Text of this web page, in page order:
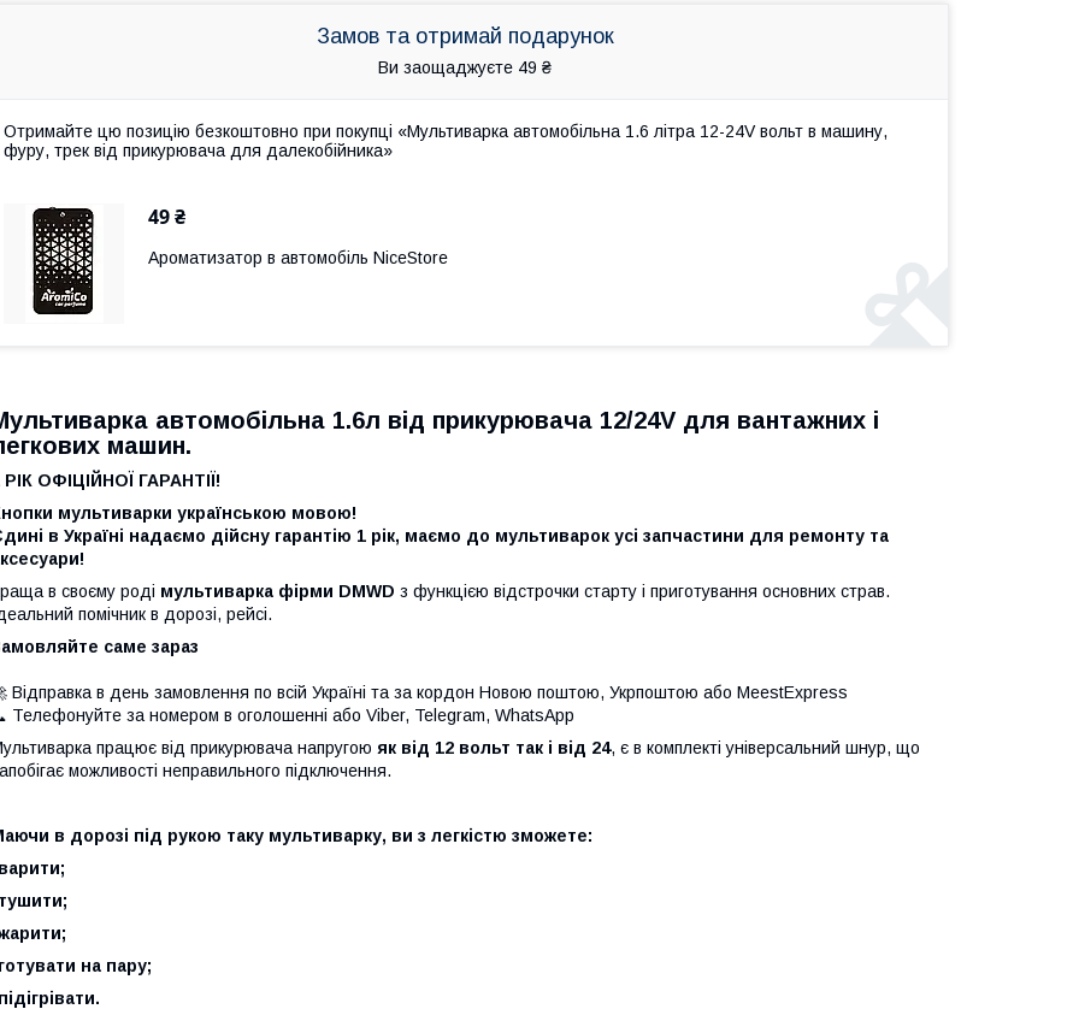
Замов та отримай подарунок
Ви заощаджуєте 49 ₴
Отримайте цю позицію безкоштовно при покупці «Мультиварка автомобільна 1.6 літра 12-24V вольт в машину,
фуру, трек від прикурювача для далекобійника»
49 ₴
Ароматизатор в автомобіль NiceStore
автомобільна 1.6л від прикурювача 12/24V для вантажних і
машин.
РІК ОФІЦІЙНОЇ ГАРАНТІЇ!
мультиварки українською мовою!
в Україні надаємо дійсну гарантію 1 рік, маємо до мультиварок усі запчастини для ремонту та
в своєму роді мультиварка фірми DMWD з функцією відстрочки старту і приготування основних страв.
помічник в дорозі, рейсі.
саме зараз
Відправка в день замовлення по всій Україні та за кордон Новою поштою, Укрпоштою або MeestExpress
Телефонуйте за номером в оголошенні або Viber, Telegram, WhatsApp
працює від прикурювача напругою як від 12 вольт так і від 24, є в комплекті універсальний шнур, що
можливості неправильного підключення.
в дорозі під рукою таку мультиварку, ви з легкістю зможете:
на пару;